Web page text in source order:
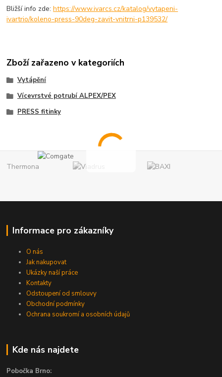
Bližší info zde:https://www.ivarcs.cz/katalog/vytapeni-
ivartrio/koleno-press-90deg-zavit-vnitrni-p139532/
Zboží zařazeno v kategoriích
Vytápění
Vícevrstvé potrubí ALPEX/PEX
PRESS fitinky
Informace pro zákazníky
O nás
Jak nakupovat
Ukázky naší práce
Kontakty
Odstoupení od smlouvy
Obchodní podmínky
Ochrana soukromí a osobních údajů
Kde nás najdete
Pobočka Brno: